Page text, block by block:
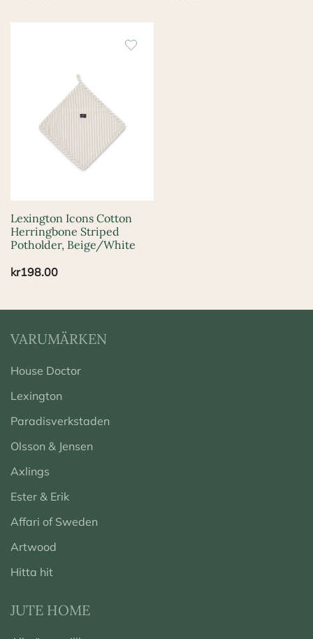
Lexington Icons Cotton
Herringbone Striped
Potholder, Beige/White
kr198.00
VARUMÄRKEN
House Doctor
Lexington
Paradisverkstaden
Olsson & Jensen
Axlings
Ester & Erik
Affari of Sweden
Artwood
Hitta hit
JUTE HOME